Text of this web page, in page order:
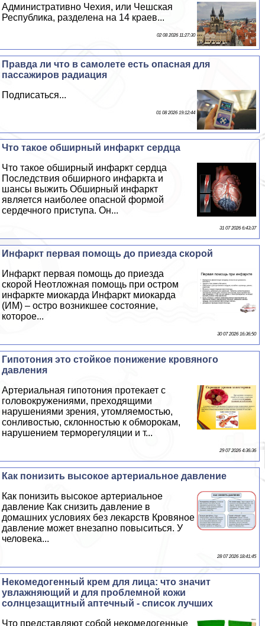
Административно Чехия, или Чешская
Республика, разделена на 14 краев...
02 08 2026 11:27:30
Правда ли что в самолете есть опасная для
пассажиров радиация
Подписаться...
01 08 2026 19:12:44
Что такое обширный инфаркт сердца
Что такое обширный инфаркт сердца
Последствия обширного инфаркта и
шансы выжить Обширный инфаркт
является наиболее опасной формой
сердечного приступа. Он...
31 07 2026 6:43:37
Инфаркт первая помощь до приезда скорой
Инфаркт первая помощь до приезда
скорой Неотложная помощь при остром
инфаркте миокарда Инфаркт миокарда
(ИМ) – остро возникшее состояние,
которое...
30 07 2026 16:36:50
Гипотония это стойкое понижение кровяного
давления
Артериальная гипотония протекает с
головокружениями, преходящими
нарушениями зрения, утомляемостью,
сонливостью, склонностью к обморокам,
нарушением терморегуляции и т...
29 07 2026 4:36:36
Как понизить высокое артериальное давление
Как понизить высокое артериальное
давление Как снизить давление в
домашних условиях без лекарств Кровяное
давление может внезапно повыситься. У
человека...
28 07 2026 18:41:45
Некомедогенный крем для лица: что значит
увлажняющий и для проблемной кожи
солнцезащитный аптечный - список лучших
Что представляют собой некомедогенные